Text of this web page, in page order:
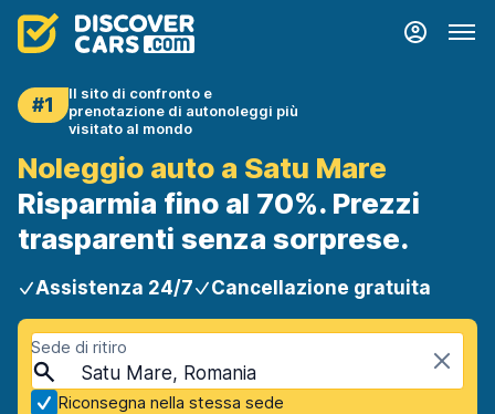
#1
Il sito di confronto e
prenotazione di autonoleggi più
visitato al mondo
Noleggio auto a Satu Mare
Risparmia fino al 70%. Prezzi
trasparenti senza sorprese.
Assistenza 24/7 Cancellazione gratuita
Sede di ritiro
Satu Mare, Romania
Riconsegna nella stessa sede